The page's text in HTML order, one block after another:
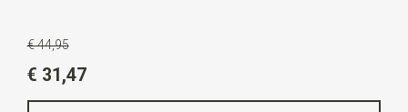
Farbe
Champagner / armeegrün
Qualitätgewebtes Polyester
€ 44,95
€ 31,47